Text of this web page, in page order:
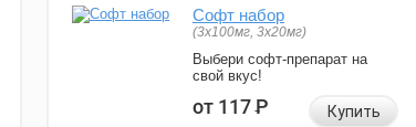
Софт набор
(3x100мг, 3x20мг)
Выбери софт-препарат на
свой вкус!
от 117Р Купить